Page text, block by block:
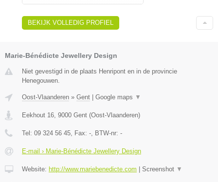
BEKIJK VOLLEDIG PROFIEL
Marie-Bénédicte Jewellery Design
Niet gevestigd in de plaats Henripont en in de provincie
Henegouwen.
Oost-Vlaanderen » Gent Google maps ▼
Eekhout 16, 9000 Gent (Oost-Vlaanderen)
Tel: 09 324 56 45, Fax: -, BTW-nr: -
E-mail › Marie-Bénédicte Jewellery Design
Website: http://www.mariebenedicte.com Screenshot ▼